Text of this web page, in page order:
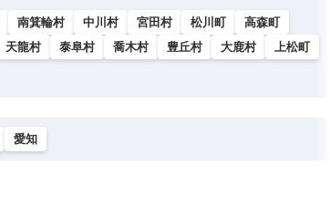
南箕輪村 中川村 宮田村 松川町
高森町
天龍村 泰阜村 喬木村 豊丘村 大鹿村
上松町
愛知